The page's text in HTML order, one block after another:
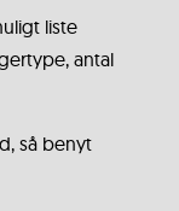
liste
antal
så benyt